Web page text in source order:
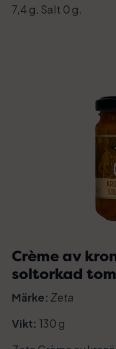
7,4 g. Salt 0 g.
Crème av
soltorkad
Märke: Zeta
Vikt: 130 g